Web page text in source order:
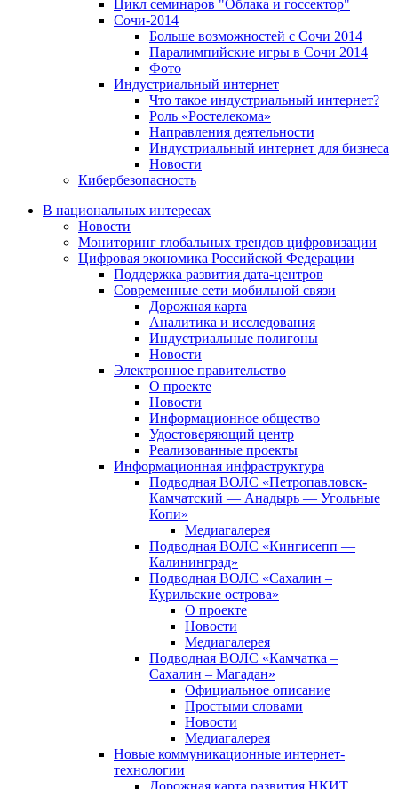
Цикл семинаров "Облака и госсектор"
Сочи-2014
Больше возможностей с Сочи 2014
Паралимпийские игры в Сочи 2014
Фото
Индустриальный интернет
Что такое индустриальный интернет?
Роль «Ростелекома»
Направления деятельности
Индустриальный интернет для бизнеса
Новости
Кибербезопасность
В национальных интересах
Новости
Мониторинг глобальных трендов цифровизации
Цифровая экономика Российской Федерации
Поддержка развития дата-центров
Современные сети мобильной связи
Дорожная карта
Аналитика и исследования
Индустриальные полигоны
Новости
Электронное правительство
О проекте
Новости
Информационное общество
Удостоверяющий центр
Реализованные проекты
Информационная инфраструктура
Подводная ВОЛС «Петропавловск-
Камчатский — Анадырь — Угольные
Копи»
Медиагалерея
Подводная ВОЛС «Кингисепп —
Калининград»
Подводная ВОЛС «Сахалин –
Курильские острова»
О проекте
Новости
Медиагалерея
Подводная ВОЛС «Камчатка –
Сахалин – Магадан»
Официальное описание
Простыми словами
Новости
Медиагалерея
Новые коммуникационные интернет-
технологии
Дорожная карта развития НКИТ